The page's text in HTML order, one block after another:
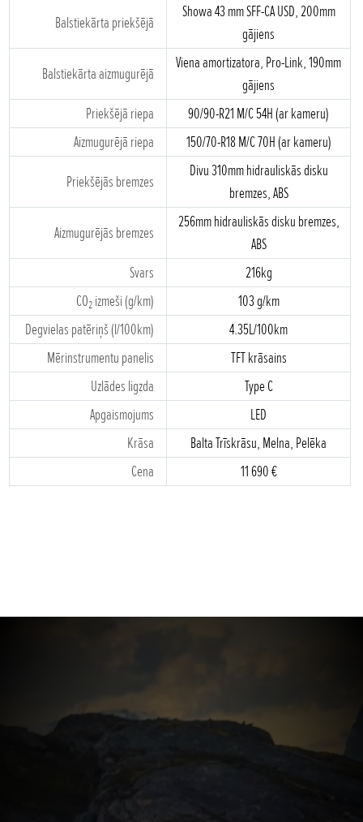
Balstiekārta priekšējā
Showa 43 mm SFF-CA USD, 200mm
gājiens
Balstiekārta aizmugurējā
Viena amortizatora, Pro-Link, 190mm
gājiens
Priekšējā riepa
90/90-R21 M/C 54H (ar kameru)
Aizmugurējā riepa
150/70-R18 M/C 70H (ar kameru)
Priekšējās bremzes
Divu 310mm hidrauliskās disku
bremzes, ABS
Aizmugurējās bremzes
256mm hidrauliskās disku bremzes,
ABS
Svars
216kg
CO2 izmeši (g/km)
103 g/km
Degvielas patēriņš (l/100km)
4.35L/100km
Mērinstrumentu panelis
TFT krāsains
Uzlādes ligzda
Type C
Apgaismojums
LED
Krāsa
Balta Trīskrāsu, Melna, Pelēka
Cena
11 690 €